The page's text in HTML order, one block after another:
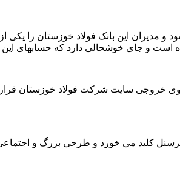
مدیران این بانک فولاد خوزستان را یکی
است و جای خوشحالی دارد که حسابهای
کلید می خورد و طرحی بزرگ و اجتماعی